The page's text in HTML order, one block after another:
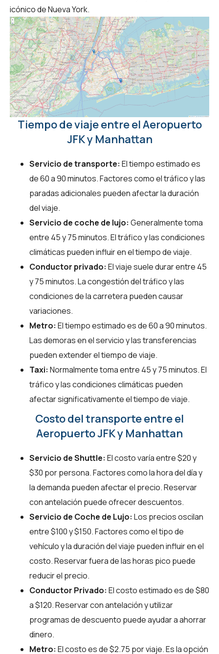
icónico de Nueva York.
Tiempo de viaje entre el Aeropuerto
JFK y Manhattan
Servicio de transporte: El tiempo estimado es
de 60 a 90 minutos. Factores como el tráfico y las
paradas adicionales pueden afectar la duración
del viaje.
Servicio de coche de lujo: Generalmente toma
entre 45 y 75 minutos. El tráfico y las condiciones
climáticas pueden influir en el tiempo de viaje.
Conductor privado: El viaje suele durar entre 45
y 75 minutos. La congestión del tráfico y las
condiciones de la carretera pueden causar
variaciones.
Metro: El tiempo estimado es de 60 a 90 minutos.
Las demoras en el servicio y las transferencias
pueden extender el tiempo de viaje.
Taxi: Normalmente toma entre 45 y 75 minutos. El
tráfico y las condiciones climáticas pueden
afectar significativamente el tiempo de viaje.
Costo del transporte entre el
Aeropuerto JFK y Manhattan
Servicio de Shuttle: El costo varía entre $20 y
$30 por persona. Factores como la hora del día y
la demanda pueden afectar el precio. Reservar
con antelación puede ofrecer descuentos.
Servicio de Coche de Lujo: Los precios oscilan
entre $100 y $150. Factores como el tipo de
vehículo y la duración del viaje pueden influir en el
costo. Reservar fuera de las horas pico puede
reducir el precio.
Conductor Privado: El costo estimado es de $80
a $120. Reservar con antelación y utilizar
programas de descuento puede ayudar a ahorrar
dinero.
Metro: El costo es de $2.75 por viaje. Es la opción